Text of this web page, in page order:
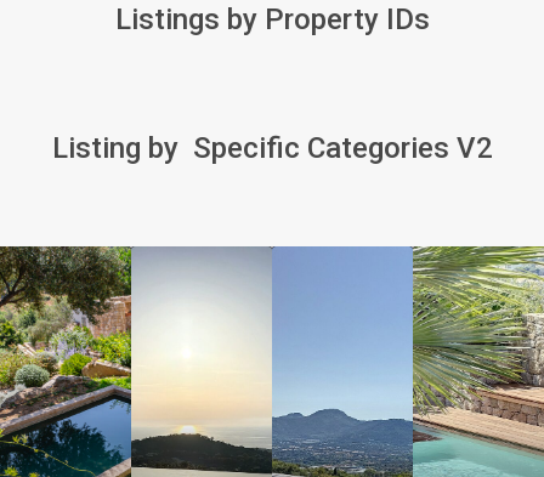
Listings by Property IDs
Listing by Specific Categories V2